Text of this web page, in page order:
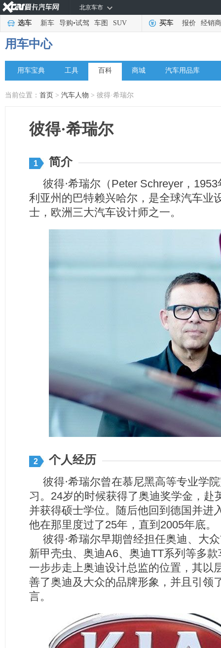
北京车市
选车 新车 导购•试驾 车图 SUV 买车 报价 经销商
用车中心
用车宝典 工具 百科 商城 汽车用品库
当前位置： 首页 > 汽车人物 > 彼得·希瑞尔
彼得·希瑞尔
1 简介
彼得·希瑞尔（Peter Schreyer ， 1953
利亚州的巴特赖兴哈尔，是全球汽车业
士，欧洲三大汽车设计师之一。
2 个人经历
彼得·希瑞尔曾在慕尼黑高等专业学
习。 24岁的时候获得了奥迪奖学金，赴
并获得硕士学位。随后他回到德国并进
他在那里度过了25年，直到 2005年底。
彼得·希瑞尔早期曾经担任奥迪、大
新甲壳虫、奥迪A6、奥迪TT系列等多
一步步走上奥迪设计总监的位置，其以
善了奥迪及大众的品牌形象，并且引领
言。